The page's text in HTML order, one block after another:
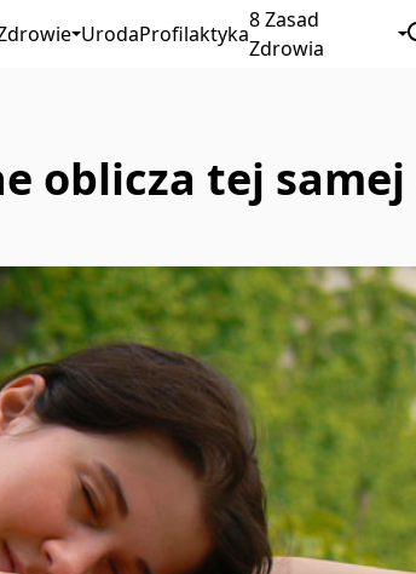
UrodaProfilaktyka
8 Zasad
Zdrowia
oblicza tej